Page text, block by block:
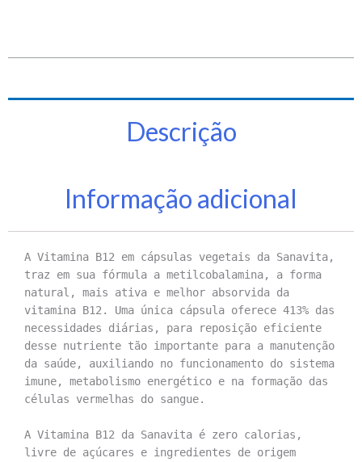
Descrição
Informação adicional
A Vitamina B12 em cápsulas vegetais da Sanavita,
traz em sua fórmula a metilcobalamina, a forma
natural, mais ativa e melhor absorvida da
vitamina B12. Uma única cápsula oferece 413% das
necessidades diárias, para reposição eficiente
desse nutriente tão importante para a manutenção
da saúde, auxiliando no funcionamento do sistema
imune, metabolismo energético e na formação das
células vermelhas do sangue.
A Vitamina B12 da Sanavita é zero calorias,
livre de açúcares e ingredientes de origem